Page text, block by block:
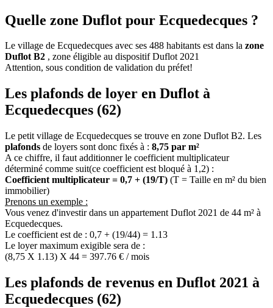
Quelle zone Duflot pour Ecquedecques ?
Le village de Ecquedecques avec ses 488 habitants est dans la zone
Duflot B2 , zone éligible au dispositif Duflot 2021
Attention, sous condition de validation du préfet!
Les plafonds de loyer en Duflot à
Ecquedecques (62)
Le petit village de Ecquedecques se trouve en zone Duflot B2. Les
plafonds de loyers sont donc fixés à : 8,75 par m²
A ce chiffre, il faut additionner le coefficient multiplicateur
déterminé comme suit(ce coefficient est bloqué à 1,2) :
Coefficient multiplicateur = 0,7 + (19/T) (T = Taille en m² du bien
immobilier)
Prenons un exemple :
Vous venez d'investir dans un appartement Duflot 2021 de 44 m² à
Ecquedecques.
Le coefficient est de : 0,7 + (19/44) = 1.13
Le loyer maximum exigible sera de :
(8,75 X 1.13) X 44 = 397.76 € / mois
Les plafonds de revenus en Duflot 2021 à
Ecquedecques (62)